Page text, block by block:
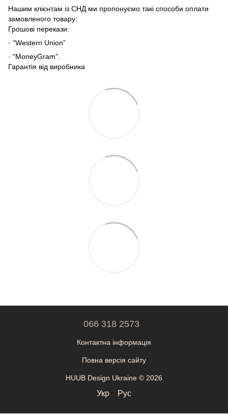
Нашим клієнтам із СНД ми пропонуємо такі способи оплати
замовленого товару:
Грошові перекази:
· “Western Union”
· “MoneyGram”.
Гарантія від виробника
066 318 2573
Контактна інформація
Повна версія сайту
HUUB Design Ukraine © 2026
Укр Рус